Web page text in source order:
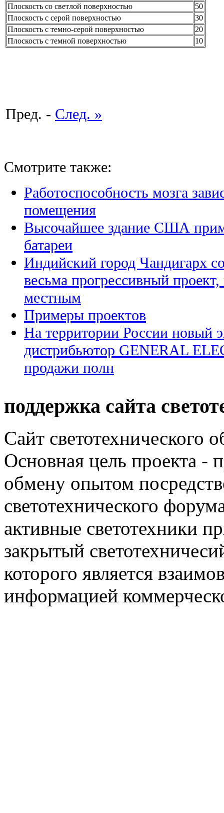
Плоскость со светлой поверхностью
50
Плоскость с серой поверхностью
30
Плоскость с темно-серой поверхностью
20
Плоскость с темной поверхностью
10
Пред. - След. »
Смотрите также:
Работоспособность мозга
помещения
Высочайшее здание США
батареи
Индийский город Чандигарх
весьма прогрессивный
местным
Примеры проектов
На территории России новый
дистрибьютор GENERAL
продажи полн
поддержка сайта
Сайт светотехнического
Основная цель проекта -
обмену опытом
светотехнического
активные светотехники
закрытый
которого является
информацией